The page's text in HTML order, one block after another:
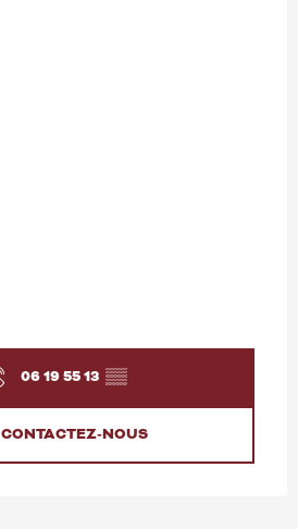
06 19 55 13 ▒▒
CONTACTEZ-NOUS